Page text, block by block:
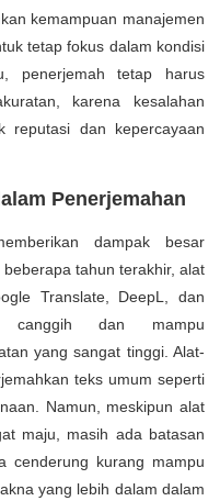
kemampuan manajemen
tetap fokus dalam kondisi
penerjemah tetap harus
karena kesalahan
reputasi dan kepercayaan
Penerjemahan
dampak besar
tahun terakhir, alat
Translate, DeepL, dan
canggih dan mampu
yang sangat tinggi. Alat-
teks umum seperti
Namun, meskipun alat
maju, masih ada batasan
cenderung kurang mampu
yang lebih dalam dalam